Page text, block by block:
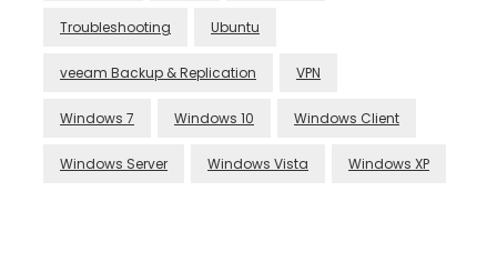
Troubleshooting Ubuntu
veeam Backup & Replication VPN
Windows 7 Windows 10 Windows Client
Windows Server Windows Vista Windows XP